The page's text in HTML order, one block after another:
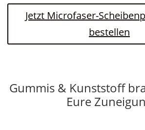
Jetzt Microfaser-
bestellen
Gummis & Kunststoff
Eure